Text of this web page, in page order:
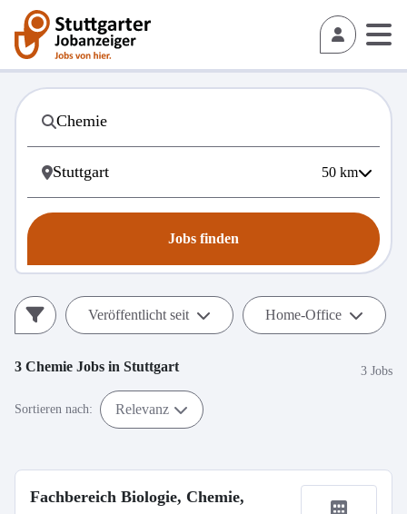
50 km
Jobs finden
Veröffentlicht seit Home-Office
3 Chemie Jobs in Stuttgart 3 Jobs
Sortieren nach: Relevanz
Fachbereich Biologie, Chemie,